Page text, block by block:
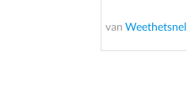
van Weethetsnel